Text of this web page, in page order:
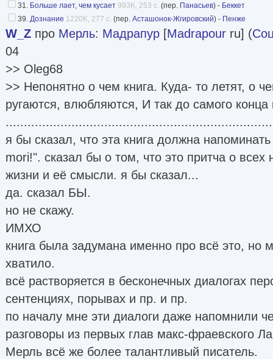
31. Больше лает, чем кусает 993K, 253 с. (пер. Панасьев) - Беккет
39. Дознание 1220K, 277 с. (пер. Асташонок-Жгировский) - Пенже
W_Z про Мерль: Мадрапур [Madrapour ru] (
04
>> Oleg68
>> Непонятно о чем книга. Куда- то летят, о
ругаются, влюбляются, И так до самого конца
я бы сказал, что эта книга должна
mori!". сказал бы о том, что это притча о
жизни и её смысли. я бы сказал...
да. сказал БЫ.
но не скажу.
ИМХО
книга была задумана именно про всё это, но
хватило.
всё растворяется в бесконечных диалогах
сентенциях, порывах и пр. и пр.
по началу мне эти диалоги даже напомнили
разговоры из первых глав макс-фраевского
Мерль всё же более талантливый писатель.